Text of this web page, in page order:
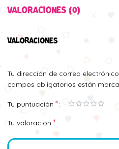
VALORACIONES (0)
VALORACIONES
Tu dirección de correo
campos obligatorios están
Tu puntuación *
Tu valoración *